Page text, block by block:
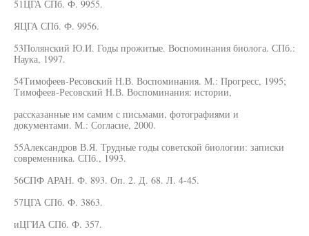
51ЦГА СПб. Ф. 9955.
ЯЦГА СПб. Ф. 9956.
53Полянский Ю.И. Годы прожитые. Воспоминания биолога. СПб.:
Наука, 1997.
54Тимофеев-Ресовский Н.В. Воспоминания. М.: Прогресс, 1995;
Тимофеев-Ресовский Н.В. Воспоминания: истории,
рассказанные им самим с письмами, фотографиями и
документами. М.: Согласие, 2000.
55Александров В.Я. Трудные годы советской биологии: записки
современника. СПб., 1993.
56СПФ АРАН. Ф. 893. Оп. 2. Д. 68. Л. 4-45.
57ЦГА СПб. Ф. 3863.
иЦГИА СПб. Ф. 357.